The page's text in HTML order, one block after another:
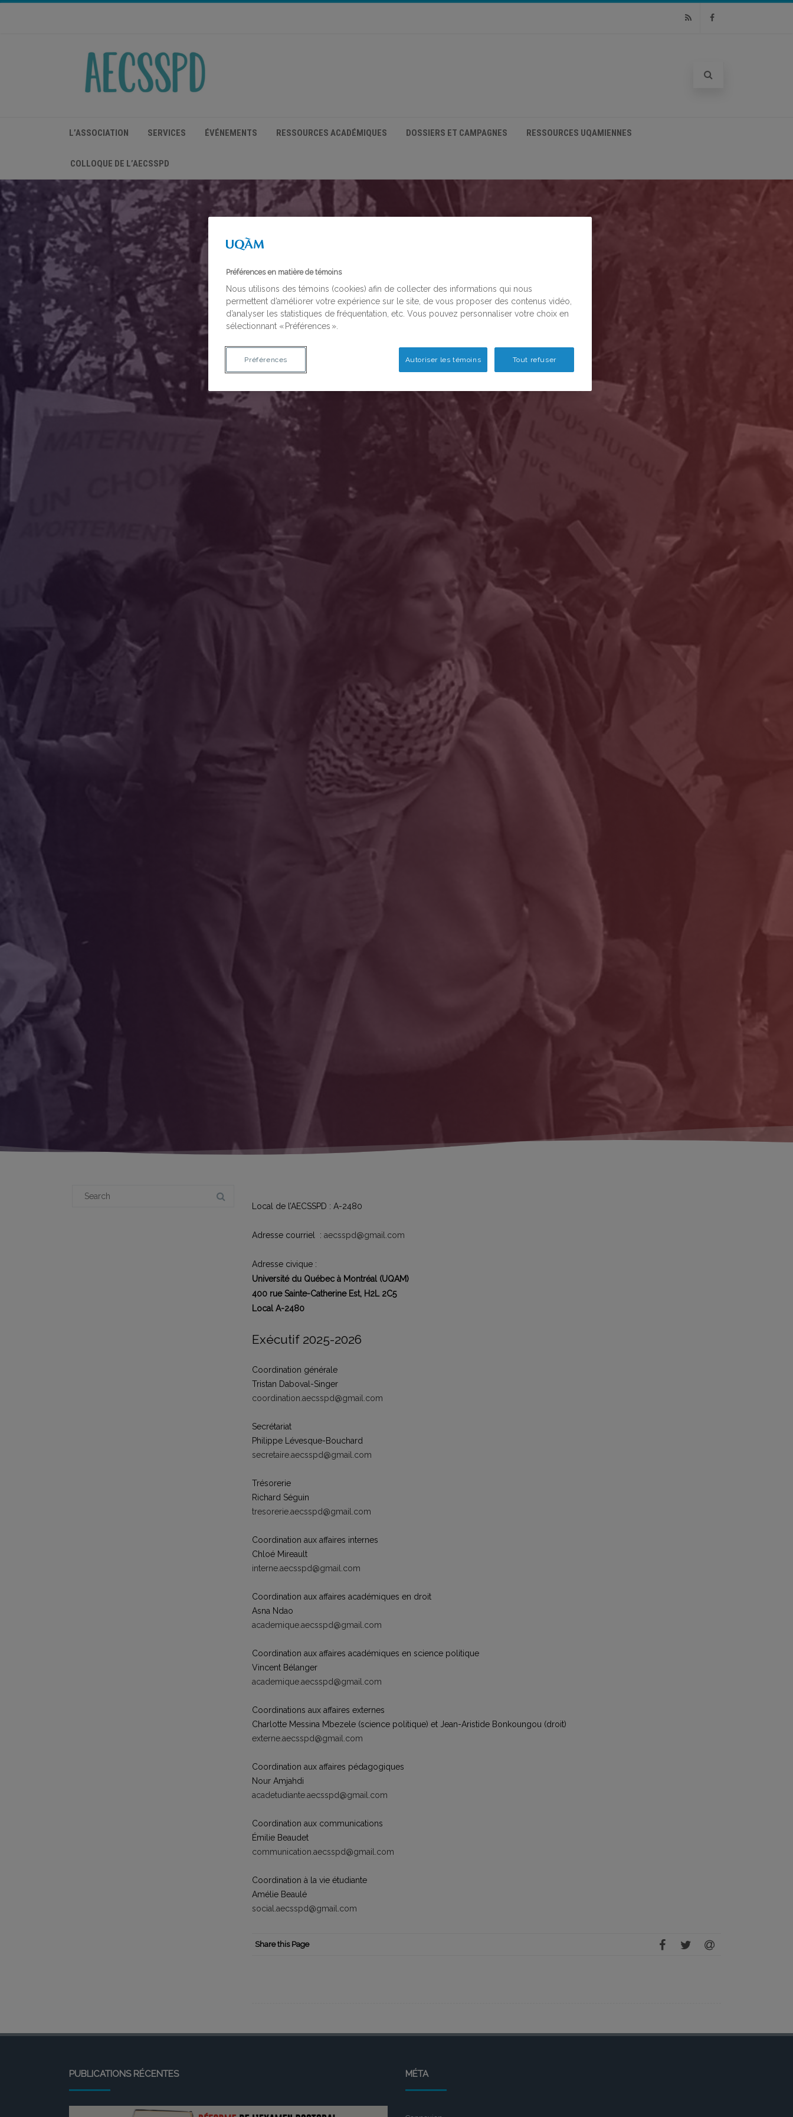
L’ASSOCIATION SERVICES ÉVÉNEMENTS RESSOURCES ACADÉMIQUES DOSSIERS ET CAMPAGNES RESSOURCES UQAMIENNES
COLLOQUE DE L’AECSSPD
Local de l’AECSSPD : A-2480
Adresse courriel : aecsspd@gmail.com
Adresse civique :
Université du Québec à Montréal (UQAM)
400 rue Sainte-Catherine Est, H2L 2C5
Local A-2480
Exécutif 2025-2026
Coordination générale
Tristan Daboval-Singer
coordination.aecsspd@gmail.com
Secrétariat
Philippe Lévesque-Bouchard
secretaire.aecsspd@gmail.com
Trésorerie
Richard Séguin
tresorerie.aecsspd@gmail.com
Coordination aux affaires internes
Chloé Mireault
interne.aecsspd@gmail.com
Coordination aux affaires académiques en droit
Asna Ndao
academique.aecsspd@gmail.com
Coordination aux affaires académiques en science politique
Vincent Bélanger
academique.aecsspd@gmail.com
Coordinations aux affaires externes
Charlotte Messina Mbezele (science politique) et Jean-Aristide Bonkoungou (droit)
externe.aecsspd@gmail.com
Coordination aux affaires pédagogiques
Nour Amjahdi
acadetudiante.aecsspd@gmail.com
Coordination aux communications
Émilie Beaudet
communication.aecsspd@gmail.com
Coordination à la vie étudiante
Amélie Beaulé
social.aecsspd@gmail.com
Share this Page
PUBLICATIONS RÉCENTES MÉTA
Préférences en matière de témoins
Nous utilisons des témoins (cookies) afin de collecter des informations qui nous
permettent d’améliorer votre expérience sur le site, de vous proposer des contenus vidéo,
d’analyser les statistiques de fréquentation, etc. Vous pouvez personnaliser votre choix en
sélectionnant « Préférences ».
Tout refuser
Autoriser les témoins
Préférences